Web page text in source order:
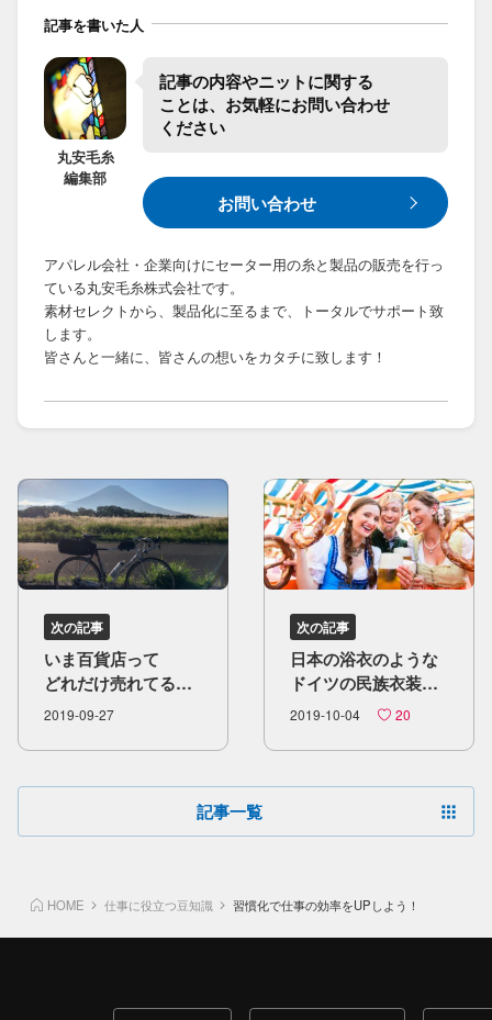
記事を書いた人
丸安毛糸
編集部
記事の​内容や​ニットに​関する​
ことは、​お気軽に​お問い合わせ​
ください
お問い合わせ
アパレル会社・企業向けにセーター用の糸と製品の販売を行っ
ている丸安毛糸株式会社です。
素材セレクトから、製品化に至るまで、トータルでサポート致
します。
皆さんと一緒に、皆さんの想いをカタチに致します！
次の記事
いま百貨店って​
どれだけ売れてるん
でしょうか？
2019-09-27
次の記事
日本の​浴衣のような​
ドイツの​民族衣装。​
可愛い​
とは。
2019-10-04 20
記事一覧
HOME 仕事に役立つ豆知識 習慣化で仕事の効率をUPしよう！